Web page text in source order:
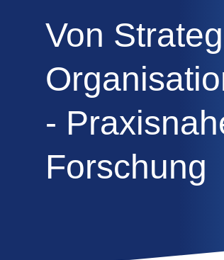
Von
-
Forschung